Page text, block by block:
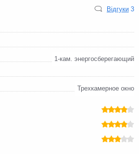
Відгуки 3
1-кам. энергосберегающий
Трехкамерное окно